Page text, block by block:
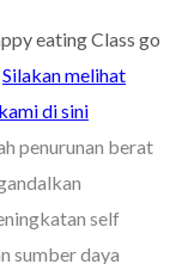
eating Class go
Silakan melihat
di sini
penurunan berat
self
sumber daya